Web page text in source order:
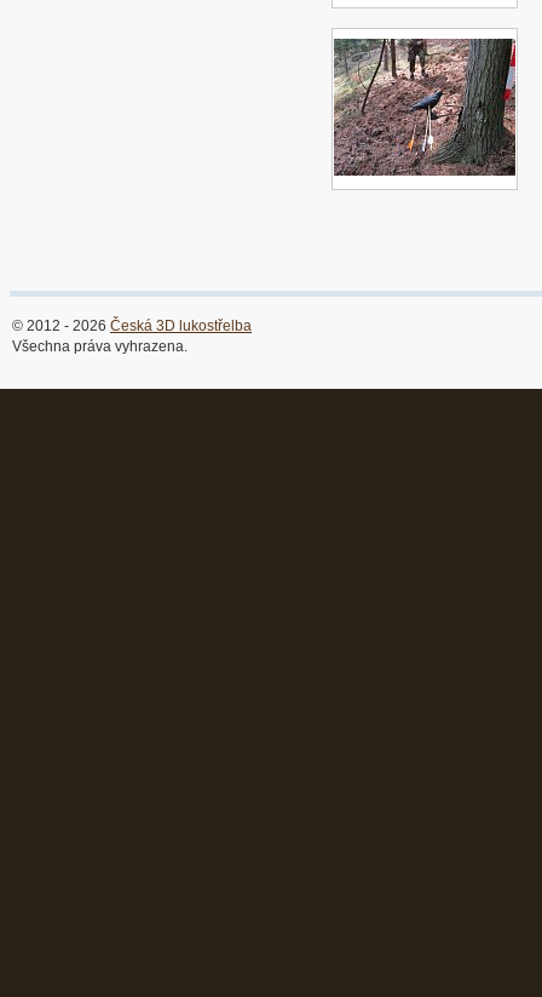
© 2012 - 2026 Česká 3D lukostřelba
Všechna práva vyhrazena.